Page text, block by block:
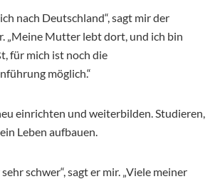
nach Deutschland“, sagt mir der
„Meine Mutter lebt dort, und ich bin
für mich ist noch die
möglich.“
einrichten und weiterbilden. Studieren,
Leben aufbauen.
schwer“, sagt er mir. „Viele meiner